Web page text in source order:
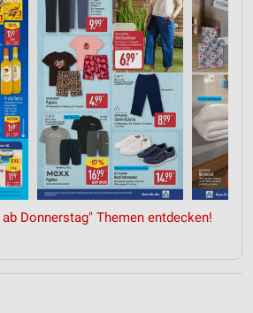
Donnerstag" Themen entdecken!